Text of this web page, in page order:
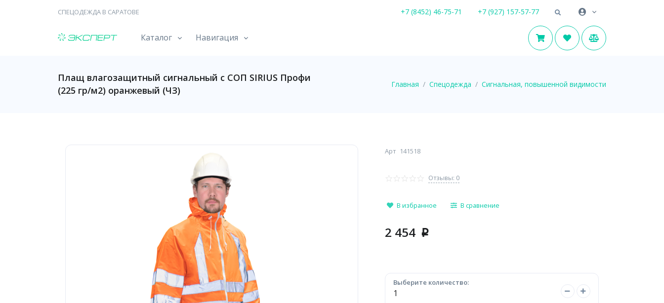
СПЕЦОДЕЖДА В САРАТОВЕ +7 (8452) 46-75-71 +7 (927) 157-57-77
Каталог Навигация
Плащ влагозащитный сигнальный с СОП SIRIUS Профи
(225 гр/м2) оранжевый (ЧЗ)
Главная Спецодежда Сигнальная, повышенной видимости
Арт 141518
Отзывы: 0
В избранное В сравнение
2 454 p
Выберите количество: